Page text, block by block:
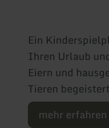
Ein
Ihren Urlaub
Eiern und
Tieren
mehr erfahren